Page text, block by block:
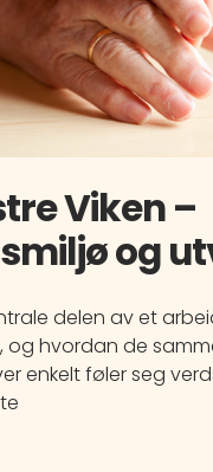
Viken –
og
delen av et
og hvordan de
enkelt føler seg